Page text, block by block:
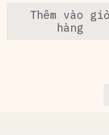
là:
Thêm vào giỏ
hàng